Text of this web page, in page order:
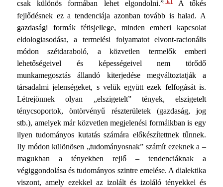
csak különös for­mában lehet elgondolni.”[E] A tőkés
fejlődésnek ez a tenden­ciája azonban tovább is halad. A
gazdasági formák fétisjel­lege, minden emberi kapcsolat
eldologiasodása, a termelési folyamatot elvont-racionális
módon szétdaraboló, a közvetlen termelők emberi
lehetőségeivel és képességeivel nem törődő
munkamegosztás állandó kiterjedése megváltoztatják a
társa­dalmi jelenségeket, s velük együtt ezek felfogását is.
Létrejön­nek olyan „elszigetelt” tények, elszigetelt
ténycsoportok, ön­törvényű részterületek (gazdaság, jog
stb.), amelyek már köz­vetlen megjelenési formáikban is egy
ilyen tudományos ku­tatás számára előkészítettnek tűnnek.
Ily módon különösen „tudományosnak” számít ezeknek a –
magukban a tényekben rejlő – tendenciáknak a
végiggondolása és tudományos szintre emelése. A dialektika
viszont, amely ezekkel az izolált és izoláló tényekkel és